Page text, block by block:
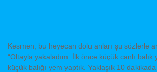
Kesmen, bu heyecan dolu anları şu sözlerle
“Oltayla yakaladım. İlk önce küçük canlı balık
küçük balığı yem yaptık. Yaklaşık 10 dakikada